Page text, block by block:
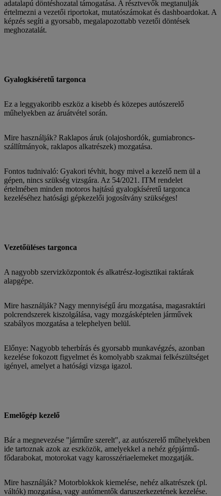
adatalapú döntéshozatal támogatása. A résztvevők megtanulják
értelmezni a vezetői riportokat, mutatószámokat és dashboardokat. A
képzés segíti a gyorsabb, megalapozottabb vezetői döntések
meghozatalát.
Gyalogkíséretű targonca
Ez a leggyakoribb eszköz a kisebb és közepes autószerelő
műhelyekben az áruátvétel során.
Mire használják? Raklapos áruk (olajoshordók, gumiabroncs-
szállítmányok, raklapos alkatrészek) mozgatása.
Fontos tudnivaló: Gyakori tévhit, hogy mivel a kezelő nem ül a
gépen, nincs szükség vizsgára. Az 54/2021. ITM rendelet
értelmében minden motoros hajtású gyalogkíséretű targonca
kezeléséhez hatósági gépkezelői jogosítvány szükséges!
Vezetőüléses targonca
A nagyobb szervizközpontok és alkatrész-logisztikai raktárak
alapgépe.
Mire használják? Nagy mennyiségű áru mozgatása, magasraktári
polcrendszerek kiszolgálása, vagy mozgásképtelen járművek
szabályos mozgatása a telephelyen belül.
Előnye: Nagyobb teherbírás és gyorsabb munkavégzés, azonban
kezelése fokozott figyelmet és komolyabb szakmai felkészültséget
igényel, amelyet a hatósági vizsga igazol.
Emelőgép kezelő
Bár a megnevezése "járműre szerelt", az autószerelő műhelyekben
ide tartoznak azok az eszközök, amelyekkel a nehéz gépjármű-
fődarabokat, motorokat vagy karosszériaelemeket mozgatják.
Mire használják? Motorblokkok kiemelése, nehéz alkatrészek (pl.
váltók) mozgatása, vagy autómentők daruszerkezetének kezelése.